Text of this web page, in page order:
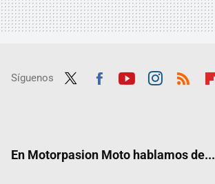
Síguenos
En Motorpasion Moto hablamos de...